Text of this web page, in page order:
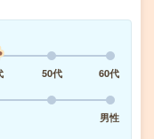
50代
60代
男性